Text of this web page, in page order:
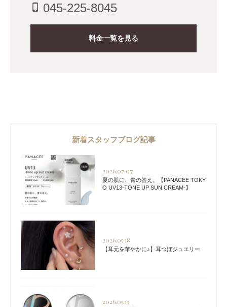
phone_iphone 045-225-8045
料金一覧を見る
新着スタッフブログ記事
2026.07.07
夏の肌に、青の答え。【PANACEE TOKY
O UV13-TONE UP SUN CREAM-】
2026.05.18
【耳元を華やかに♪】耳つぼジュエリー
2026.05.13